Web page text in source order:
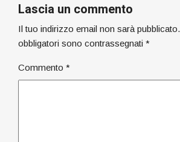
Lascia un commento
Il tuo indirizzo email non sarà pubblicato.
obbligatori sono contrassegnati *
Commento *